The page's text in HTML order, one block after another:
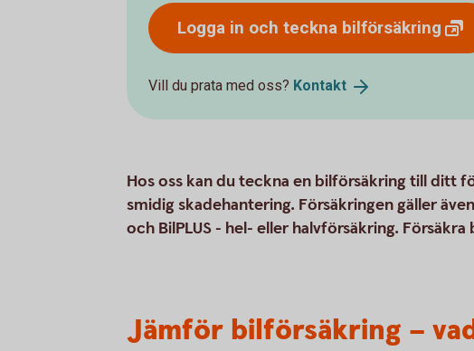
Logga in och teckna bilförsäkring
Vill du prata med oss? Kontakt
Hos oss kan du teckna en bilförsäkring till ditt
smidig skadehantering. Försäkringen gäller
och BilPLUS - hel- eller halvförsäkring. Försäkra
Jämför bilförsäkring –